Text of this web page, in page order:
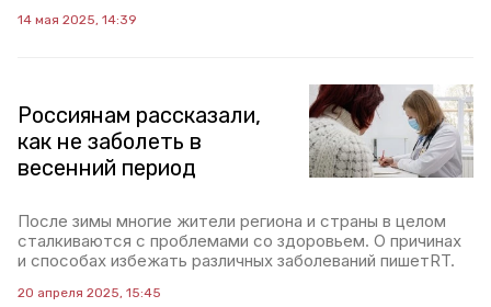
14 мая 2025, 14:39
Россиянам рассказали,
как не заболеть в
весенний период
После зимы многие жители региона и страны в целом
сталкиваются с проблемами со здоровьем. О причинах
и способах избежать различных заболеваний пишетRT.
20 апреля 2025, 15:45